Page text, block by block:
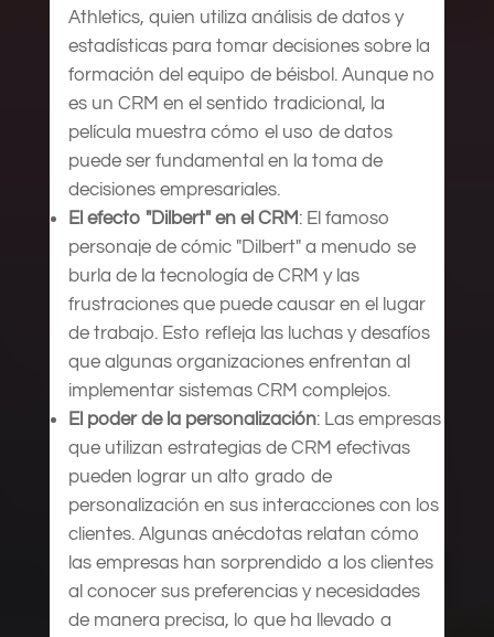
Athletics, quien utiliza análisis de datos y
estadísticas para tomar decisiones sobre la
formación del equipo de béisbol. Aunque no
es un CRM en el sentido tradicional, la
película muestra cómo el uso de datos
puede ser fundamental en la toma de
decisiones empresariales.
El efecto "Dilbert" en el CRM : El famoso
personaje de cómic "Dilbert" a menudo se
burla de la tecnología de CRM y las
frustraciones que puede causar en el lugar
de trabajo. Esto refleja las luchas y desafíos
que algunas organizaciones enfrentan al
implementar sistemas CRM complejos.
El poder de la personalización: Las empresas
que utilizan estrategias de CRM efectivas
pueden lograr un alto grado de
personalización en sus interacciones con los
clientes. Algunas anécdotas relatan cómo
las empresas han sorprendido a los clientes
al conocer sus preferencias y necesidades
de manera precisa, lo que ha llevado a